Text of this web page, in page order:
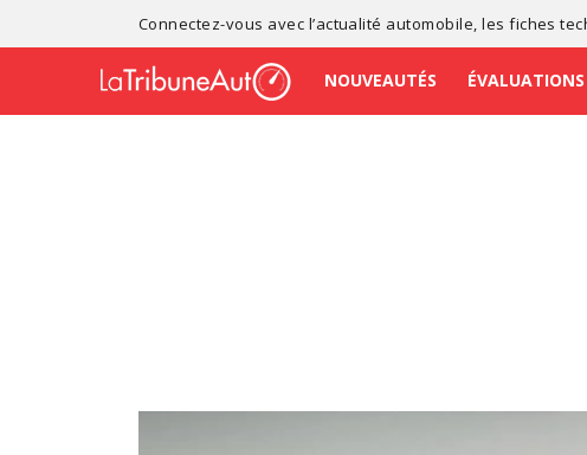
Connectez-vous avec l’actualité automobile , lesfiches
NOUVEAUTÉS ÉVALUATIONS